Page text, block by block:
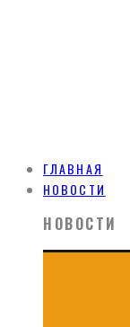
ГЛАВНАЯ
НОВОСТИ
НОВОСТИ